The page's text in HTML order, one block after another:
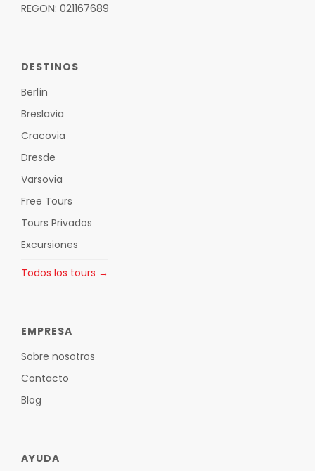
REGON: 021167689
DESTINOS
Berlín
Breslavia
Cracovia
Dresde
Varsovia
Free Tours
Tours Privados
Excursiones
Todos los tours →
EMPRESA
Sobre nosotros
Contacto
Blog
AYUDA